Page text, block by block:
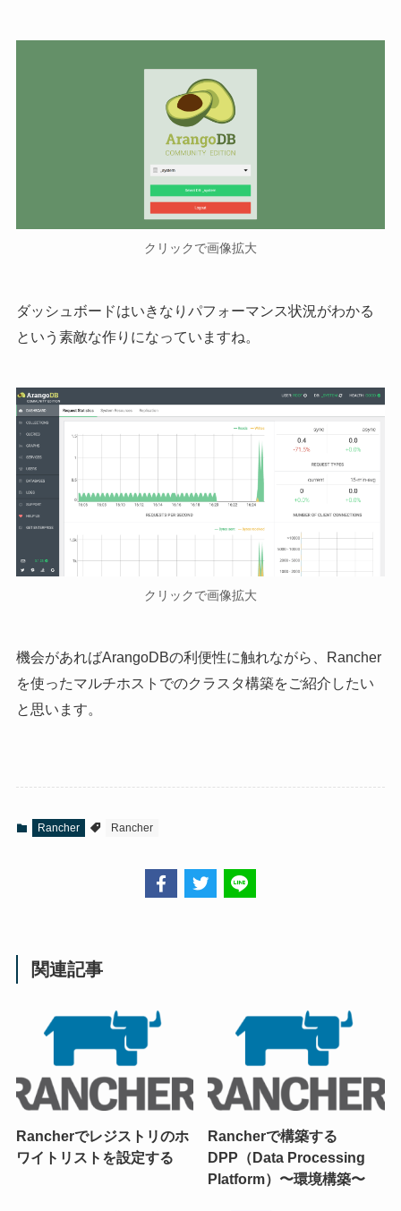
クリックで画像拡大
ダッシュボードはいきなりパフォーマンス状況がわかる
という素敵な作りになっていますね。
クリックで画像拡大
機会があればArangoDBの利便性に触れながら、Rancher
を使ったマルチホストでのクラスタ構築をご紹介したい
と思います。
Rancher Rancher
関連記事
Rancherでレジストリのホ
ワイトリストを設定する
Rancherで構築する
DPP（Data Processing
Platform）〜環境構築〜